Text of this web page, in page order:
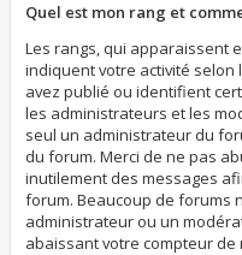
Quel est mon rang et
Les rangs, qui apparaissent
indiquent votre activité selon
avez publié ou identifient
les administrateurs et les
seul un administrateur du
du forum. Merci de ne pas
inutilement des messages
forum. Beaucoup de forums
administrateur ou un
abaissant votre compteur de